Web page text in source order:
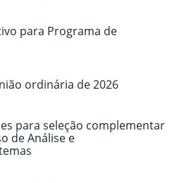
para Programa de
ordinária de 2026
para seleção complementar
de Análise e